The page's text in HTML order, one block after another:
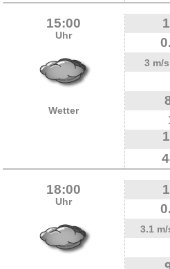
15:00
Uhr
Wetter
3 m/s
18:00
Uhr
3.1 m/